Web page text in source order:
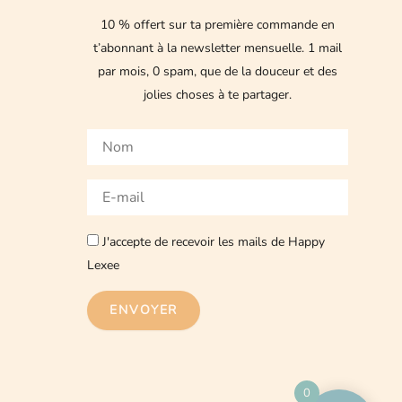
10 % offert sur ta première commande en
t’abonnant à la newsletter mensuelle. 1 mail
par mois, 0 spam, que de la douceur et des
jolies choses à te partager.
Nom
mail
J'accepte de recevoir les mails de Happy
Lexee
ENVOYER
0